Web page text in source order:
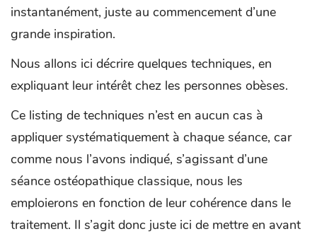
instantanément, juste au commencement d’une
grande inspiration.
Nous allons ici décrire quelques techniques, en
expliquant leur intérêt chez les personnes obèses.
Ce listing de techniques n’est en aucun cas à
appliquer systématiquement à chaque séance, car
comme nous l’avons indiqué, s’agissant d’une
séance ostéopathique classique, nous les
emploierons en fonction de leur cohérence dans le
traitement. Il s’agit donc juste ici de mettre en avant